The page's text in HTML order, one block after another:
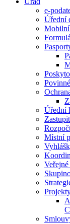
e-
Úřední
Úřední
Místní